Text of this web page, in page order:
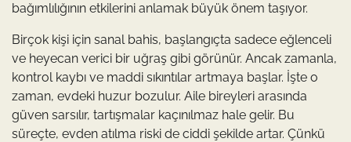
bağımlılığının etkilerini anlamak büyük önem taşıyor.
Birçok kişi için sanal bahis, başlangıçta sadece eğlenceli
ve heyecan verici bir uğraş gibi görünür. Ancak zamanla,
kontrol kaybı ve maddi sıkıntılar artmaya başlar. İşte o
zaman, evdeki huzur bozulur. Aile bireyleri arasında
güven sarsılır, tartışmalar kaçınılmaz hale gelir. Bu
süreçte, evden atılma riski de ciddi şekilde artar. Çünkü